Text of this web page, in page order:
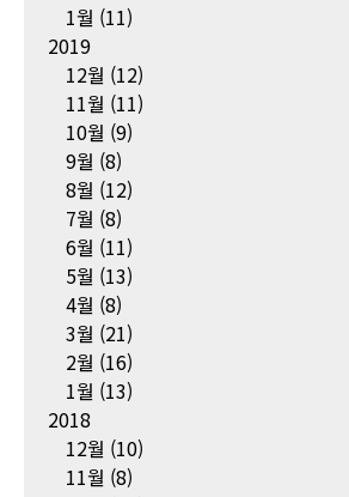
1월 (11)
2019
12월 (12)
11월 (11)
10월 (9)
9월 (8)
8월 (12)
7월 (8)
6월 (11)
5월 (13)
4월 (8)
3월 (21)
2월 (16)
1월 (13)
2018
12월 (10)
11월 (8)